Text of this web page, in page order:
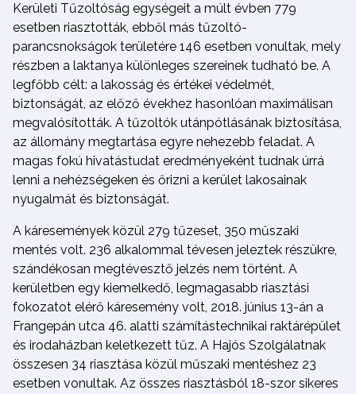
Kerületi Tűzoltóság egységeit a múlt évben 779
esetben riasztották, ebből más tűzoltó-
parancsnokságok területére 146 esetben vonultak, mely
részben a laktanya különleges szereinek tudható be. A
legfőbb célt: a lakosság és értékei védelmét,
biztonságát, az előző évekhez hasonlóan maximálisan
megvalósították. A tűzoltók utánpótlásának biztosítása,
az állomány megtartása egyre nehezebb feladat. A
magas fokú hivatástudat eredményeként tudnak úrrá
lenni a nehézségeken és őrizni a kerület lakosainak
nyugalmát és biztonságát.
A káresemények közül 279 tűzeset, 350 műszaki
mentés volt. 236 alkalommal tévesen jeleztek részükre,
szándékosan megtévesztő jelzés nem történt. A
kerületben egy kiemelkedő, legmagasabb riasztási
fokozatot elérő káresemény volt, 2018. június 13-án a
Frangepán utca 46. alatti számítástechnikai raktárépület
és irodaházban keletkezett tűz. A Hajós Szolgálatnak
összesen 34 riasztása közül műszaki mentéshez 23
esetben vonultak. Az összes riasztásból 18-szor sikeres